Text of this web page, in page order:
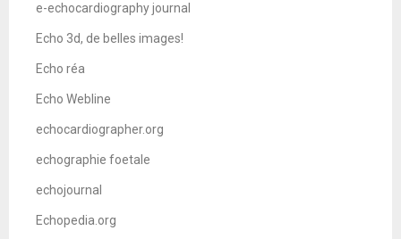
e-echocardiography journal
Echo 3d, de belles images!
Echo réa
Echo Webline
echocardiographer.org
echographie foetale
echojournal
Echopedia.org